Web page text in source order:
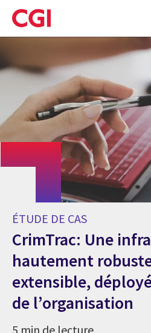
Skip
to
main
ÉTUDE DE CAS
CrimTrac: Une
hautement
extensible,
de l’organisation
5 min de lecture